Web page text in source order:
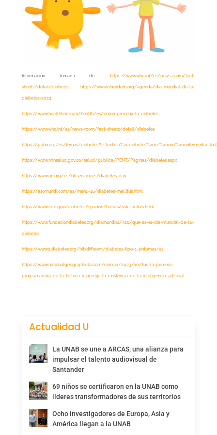
Información tomada de: https://www.who.int/es/news-room/fact-
sheets/detail/diabetes https://www.ciberdem.org/agenda/dia-mundial-de-la-
diabetes-2023
https://www.healthline.com/health/es/como-prevenir-la-diabetes
https://www.who.int/es/news-room/fact-sheets/detail/diabetes
https://paho.org/es/temas/
https://www.minsalud.gov.co/salud/publica/PENT/Paginas/diabetes.aspx
https://www.un.org/es/observances/diabetes-day
https://asomundi.com/es/menu-16/diabetes-mellitus.html
https://www.cdc.gov/diabetes/spanish/basics/risk-factors.html
https://www.fundaciondiabetes.org/diamundial/328/que-es-el-dia-mundial-de-la-
diabetes
https://www2.diabetes.org/hitsdifferent/diabetes-tipo-1-sintomas/es
https://www.nationalgeographicla.com/ciencia/2023/10/fue-la-primera-
programadora-de-la-historia-y-predijo-la-existencia-de-la-inteligencia-artificial
Actualidad U
La UNAB se une a ARCAS, una alianza para
impulsar el talento audiovisual de
Santander
69 niños se certificaron en la UNAB como
líderes transformadores de sus territorios
Ocho investigadores de Europa, Asia y
América llegan a la UNAB